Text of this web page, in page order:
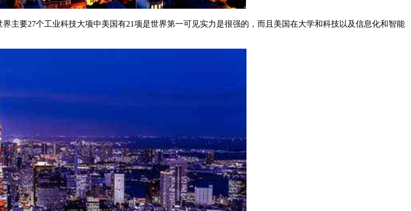
主要27个工业科技大项中美国有21项是世界第一可见实力是很强的，而且美国在大学和科技以及信息化和智能